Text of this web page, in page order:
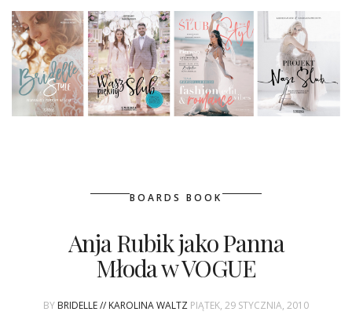
BOARDS BOOK
Anja Rubik jako Panna
Młoda w VOGUE
BY BRIDELLE // KAROLINA WALTZ PIĄTEK, 29 STYCZNIA, 2010